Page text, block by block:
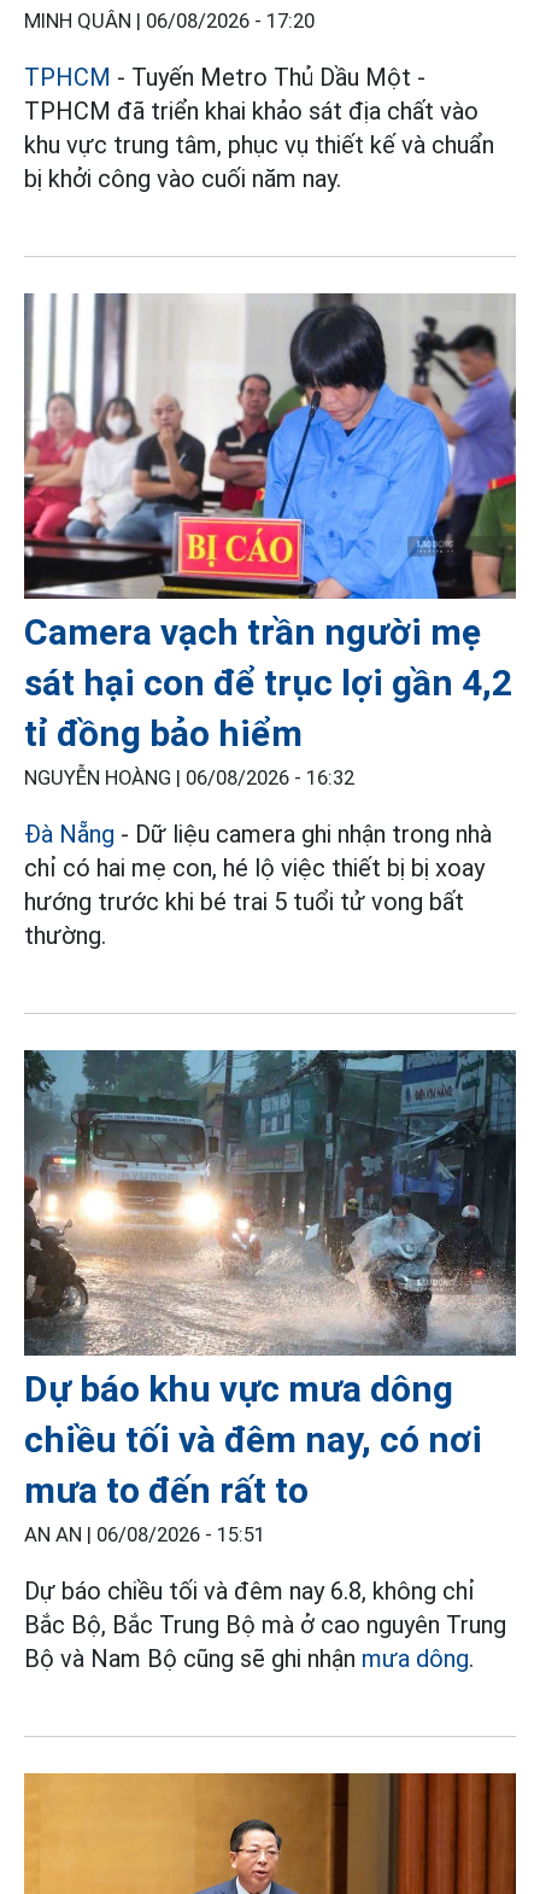
MINH QUÂN | 06/08/2026 - 17:20
TPHCM - Tuyến Metro Thủ Dầu Một -
TPHCM đã triển khai khảo sát địa chất vào
khu vực trung tâm, phục vụ thiết kế và chuẩn
bị khởi công vào cuối năm nay.
Camera vạch trần người mẹ
sát hại con để trục lợi gần 4,2
tỉ đồng bảo hiểm
NGUYỄN HOÀNG | 06/08/2026 - 16:32
Đà Nẵng - Dữ liệu camera ghi nhận trong nhà
chỉ có hai mẹ con, hé lộ việc thiết bị bị xoay
hướng trước khi bé trai 5 tuổi tử vong bất
thường.
Dự báo khu vực mưa dông
chiều tối và đêm nay, có nơi
mưa to đến rất to
AN AN | 06/08/2026 - 15:51
Dự báo chiều tối và đêm nay 6.8, không chỉ
Bắc Bộ, Bắc Trung Bộ mà ở cao nguyên Trung
Bộ và Nam Bộ cũng sẽ ghi nhận mưa dông.